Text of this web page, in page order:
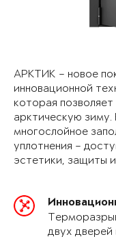
АРКТИК – новое
инновационной
которая
арктическую
многослойное
уплотнения –
эстетики, защиты
двух